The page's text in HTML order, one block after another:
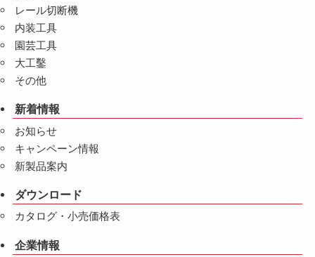
レール切断機
内装工具
園芸工具
大工鑿
その他
新着情報
お知らせ
キャンペーン情報
新製品案内
ダウンロード
カタログ・小売価格表
企業情報